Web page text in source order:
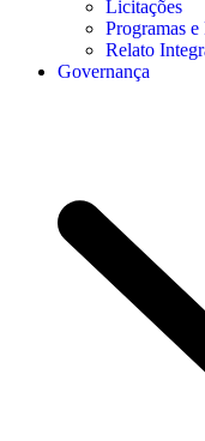
Licitações
Programas e
Relato
Governança